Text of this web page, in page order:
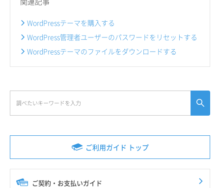
ご利用ガイド トップ
ご契約・お支払いガイド
WordPressテーマを購入する
WordPress管理者ユーザーのパスワードをリセットする
WordPressテーマのファイルをダウンロードする